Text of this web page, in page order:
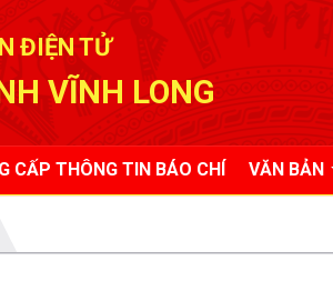
ĐIỆN TỬ
VĨNH LONG
CẤP THÔNG TIN BÁO CHÍ VĂN BẢN